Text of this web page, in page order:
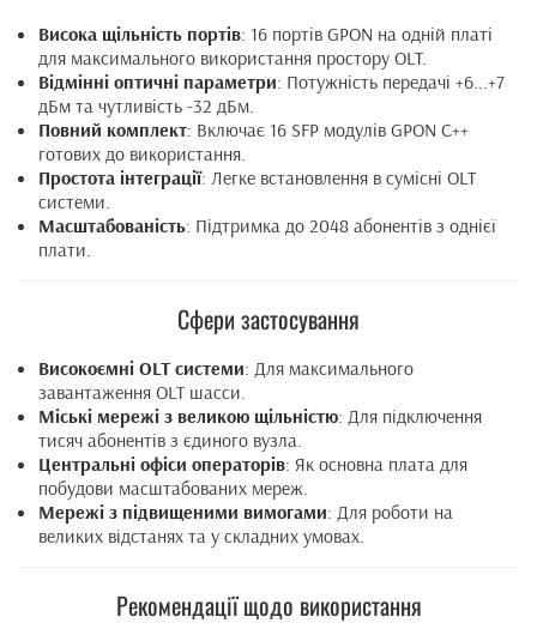
Висока щільність портів: 16 портів GPON на одній платі
для максимального використання простору OLT.
Відмінні оптичні параметри: Потужність передачі +6...+7
дБм та чутливість -32 дБм.
Повний комплект: Включає 16 SFP модулів GPON C++
готових до використання.
Простота інтеграції: Легке встановлення в сумісні OLT
системи.
Масштабованість: Підтримка до 2048 абонентів з однієї
плати.
Сфери застосування
Високоємні OLT системи: Для максимального
завантаження OLT шасси.
Міські мережі з великою щільністю: Для підключення
тисяч абонентів з єдиного вузла.
Центральні офіси операторів: Як основна плата для
побудови масштабованих мереж.
Мережі з підвищеними вимогами: Для роботи на
великих відстанях та у складних умовах.
Рекомендації щодо використання